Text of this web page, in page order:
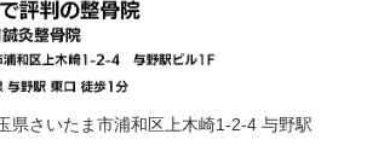
さいたま市浦和区上木崎1-2-4 与野駅